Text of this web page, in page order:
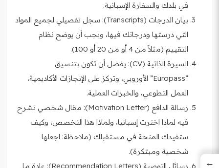
في بلدك والسفارة الإسبانية.
بيان الدرجات (Transcripts): سجل تفصيلي لجميع المواد
التي درستها ودرجاتك فيها، ويجب أن يوضح نظام
التقييم (مثلاً من 4 أو من 20 أو 100).
السيرة الذاتية (CV): يفضل أن تكون بتنسيق
“Europass” الأوروبي، وتركز على الإنجازات الأكاديمية،
العمل التطوعي، والخبرات العملية.
رسالة الدافع (Motivation Letter): مقال شخصي تشرح
فيه لماذا اخترت إسبانيا، ولماذا هذا التخصص، وكيف
ستفيدك المنحة في مستقبلك (ملاحظة: اجعلها
شخصية ومبتكرة).
رسائل التوصية (Recommendation Letters): عادة ما
←